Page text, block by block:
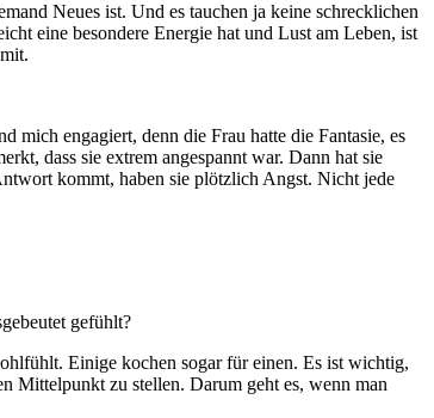
Neues ist. Und es tauchen ja keine schrecklichen
eine besondere Energie hat und Lust am Leben, ist
mich engagiert, denn die Frau hatte die Fantasie, es
dass sie extrem angespannt war. Dann hat sie
kommt, haben sie plötzlich Angst. Nicht jede
gefühlt?
Einige kochen sogar für einen. Es ist wichtig,
Mittelpunkt zu stellen. Darum geht es, wenn man